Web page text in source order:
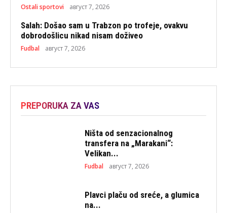
Ostali sportovi август 7, 2026
Salah: Došao sam u Trabzon po trofeje, ovakvu
dobrodošlicu nikad nisam doživeo
Fudbal август 7, 2026
PREPORUKA ZA VAS
Ništa od senzacionalnog
transfera na „Marakani“:
Velikan...
Fudbal август 7, 2026
Plavci plaču od sreće, a glumica
na...